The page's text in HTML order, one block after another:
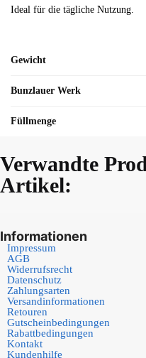
Ideal für die tägliche Nutzung.
Gewicht
Bunzlauer Werk
Füllmenge
Verwandte
Artikel:
Informationen
Impressum
AGB
Widerrufsrecht
Datenschutz
Zahlungsarten
Versandinformationen
Retouren
Gutscheinbedingungen
Rabattbedingungen
Kontakt
Kundenhilfe